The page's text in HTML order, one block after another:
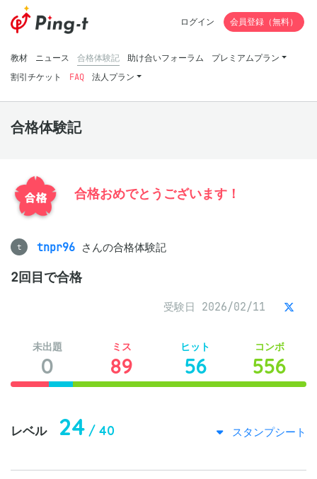
教材 ニュース 合格体験記 助け合いフォーラム
プレミアムプラン
割引チケット
FAQ 法人プラン
ログイン 会員登録（無料）
合格体験記
合格おめでとうございます！
t tnpr96 さんの合格体験記
2回目で合格
受験日 2026/02/11
未出題
0
ミス
89
ヒット
56
コンボ
556
レベル 24 / 40 スタンプシート